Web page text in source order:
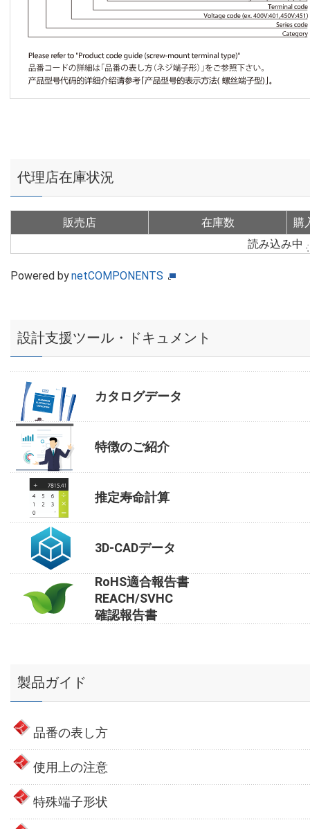
代理店在庫状況
販売店 在庫数
購
読み込み中
Powered bynetCOMPONENTS
設計支援ツール・ドキュメント
カタログデータ
特徴のご紹介
推定寿命計算
3D-CADデータ
RoHS適合報告書
REACH/SVHC
確認報告書
製品ガイド
品番の表し方
使用上の注意
特殊端子形状